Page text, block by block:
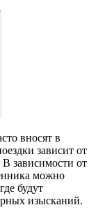
вносят в
зависит от
зависимости от
можно
будут
изысканий.